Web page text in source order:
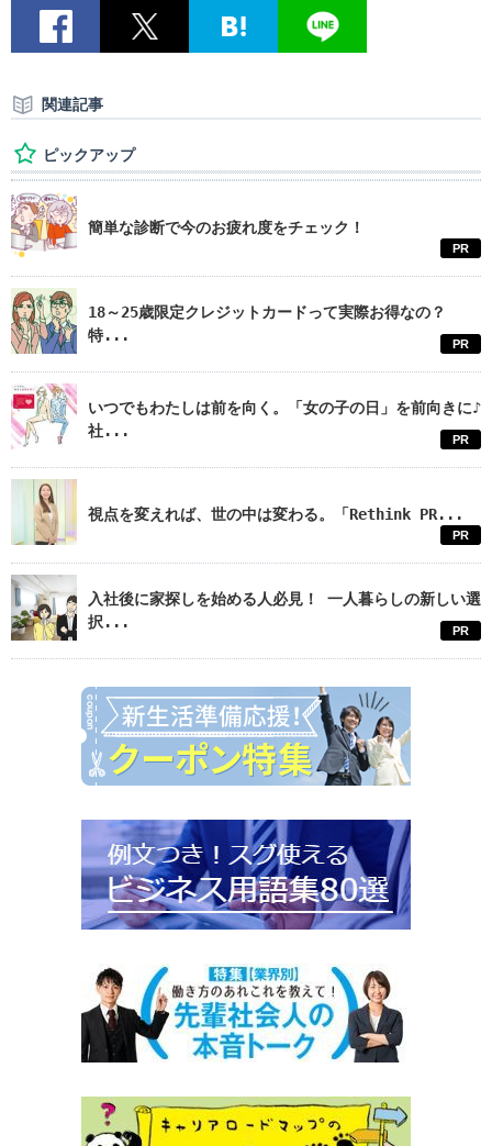
関連記事
ピックアップ
簡単な診断で今のお疲れ度をチェック！
PR
18～25歳限定クレジットカードって実際お得なの？
特...
PR
いつでもわたしは前を向く。「女の子の日」を前向きに♪
社...
PR
視点を変えれば、世の中は変わる。「Rethink PR...
PR
入社後に家探しを始める人必見！ 一人暮らしの新しい選
択...
PR